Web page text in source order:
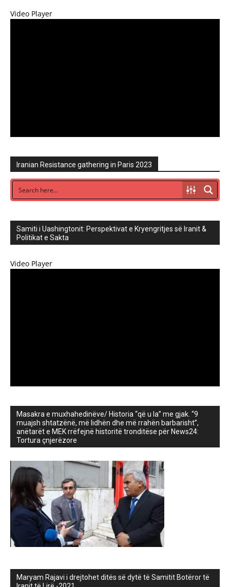
Video Player
Iranian Resistance gathering in Paris 2023
Samiti i Uashingtonit: Perspektivat e Kryengritjes së Iranit &
Politikat e Sakta
Video Player
Masakra e muxhahedinëve/ Historia “që u la” me gjak. “9
muajsh shtatzënë, më lidhën dhe më rrahën barbarisht”,
anëtarët e MEK rrëfejnë historitë tronditëse për News24:
Tortura çnjerëzore
Maryam Rajavi i drejtohet ditës së dytë të Samitit Botëror të